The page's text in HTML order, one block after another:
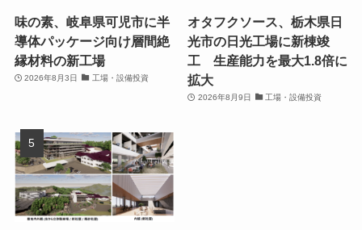
味の素、岐阜県可児市に半
導体パッケージ向け層間絶
縁材料の新工場
2026年8月3日 工場・設備投資
オタフクソース、栃木県日
光市の日光工場に新棟竣
工 生産能力を最大1.8倍に
拡大
2026年8月9日 工場・設備投資